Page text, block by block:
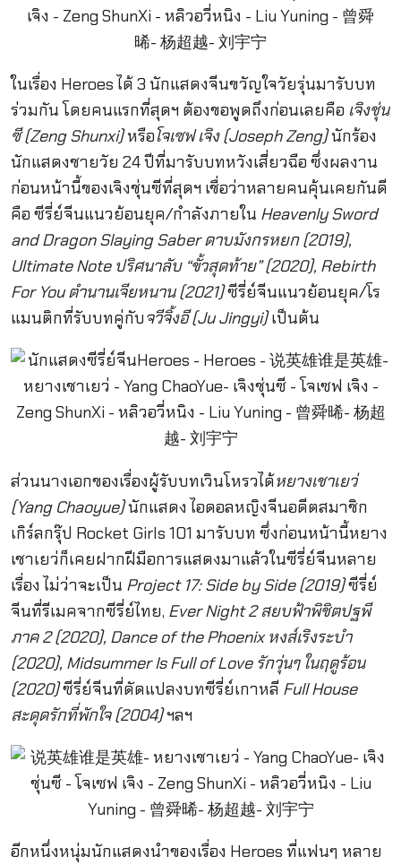
ในเรื่อง Heroes ได้ 3 นักแสดงจีนขวัญใจวัยรุ่นมารับบท
ร่วมกัน โดยคนแรกที่สุดฯ ต้องขอพูดถึงก่อนเลยคือ เจิงชุ่น
ซี (Zeng Shunxi)หรือโจเซฟ เจิง (Joseph Zeng)นักร้อง
นักแสดงชายวัย 24 ปีที่มารับบทหวังเสี่ยวฉือ ซึ่งผลงาน
ก่อนหน้านี้ของเจิงชุ่นซีที่สุดฯ เชื่อว่าหลายคนคุ้นเคยกันดี
คือ ซีรี่ย์จีนแนวย้อนยุค/กำลังภายใน Heavenly Sword
and Dragon Slaying Saber ดาบมังกรหยก (2019),
Ultimate Note ปริศนาลับ “ขั้วสุดท้าย” (2020), Rebirth
For You ตำนานเจียหนาน (2021)ซีรี่ย์จีนแนวย้อนยุค/โร
แมนติกที่รับบทคู่กับจวีจิ้งอี (Ju Jingyi)เป็นต้น
ส่วนนางเอกของเรื่องผู้รับบทเวินโหรวได้หยางเชาเยว่
(Yang Chaoyue)นักแสดง ไอดอลหญิงจีนอดีตสมาชิก
เกิร์ลกรุ๊ป Rocket Girls 101 มารับบท ซึ่งก่อนหน้านี้หยาง
เชาเยว่ก็เคยฝากฝีมือการแสดงมาแล้วในซีรี่ย์จีนหลาย
เรื่อง ไม่ว่าจะเป็น Project 17: Side by Side (2019)ซีรี่ย์
จีนที่รีเมคจากซีรี่ย์ไทย, Ever Night 2 สยบฟ้าพิชิตปฐพี
ภาค 2 (2020), Dance of the Phoenix หงส์เริงระบำ
(2020), Midsummer Is Full of Love รักวุ่นๆ ในฤดูร้อน
(2020)ซีรี่ย์จีนที่ดัดแปลงบทซีรี่ย์เกาหลี Full House
สะดุดรักที่พักใจ (2004)ฯลฯ
อีกหนึ่งหนุ่มนักแสดงนำของเรื่อง Heroes ที่แฟนๆ หลาย